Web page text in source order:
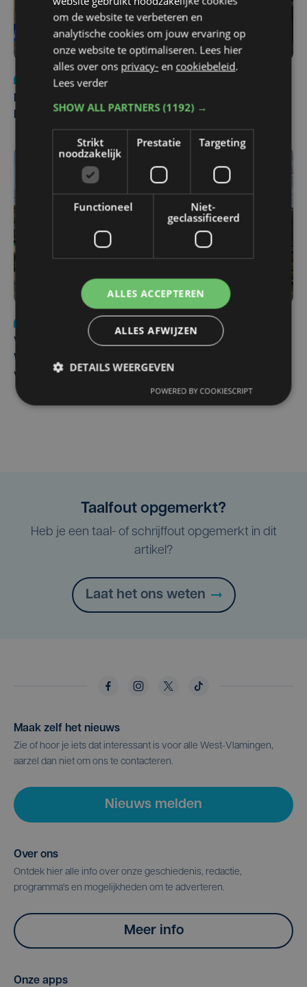
Nieuws
di 4 augustus | 09:32
Pieters Brugge
wo 5 augustus | 11:57
Vier Oostendse gynaecologen versterken dienst in AZ
West, dat ook een nieuwe voltijdse gynaecoloog
verwelkomt
Taalfout opgemerkt?
Heb je een taal- of schrijffout opgemerkt in dit
artikel?
Laat het ons weten
Maak zelf het nieuws
Zie of hoor je iets dat interessant is voor alle West-Vlamingen,
aarzel dan niet om ons te contacteren.
Nieuws melden
Over ons
Ontdek hier alle info over onze geschiedenis, redactie,
programma's en mogelijkheden om te adverteren.
Meer info
Onze apps
om de website te verbeteren en
analytische cookies om jouw ervaring op
onze website te optimaliseren. Lees hier
alles over ons privacy- en cookiebeleid.
Lees verder
SHOW ALL PARTNERS(1192) →
Strikt
noodzakelijk
Prestatie Targeting
Functioneel
Niet-
geclassificeerd
ALLES ACCEPTEREN
ALLES AFWIJZEN
DETAILS WEERGEVEN
POWERED BY COOKIESCRIPT